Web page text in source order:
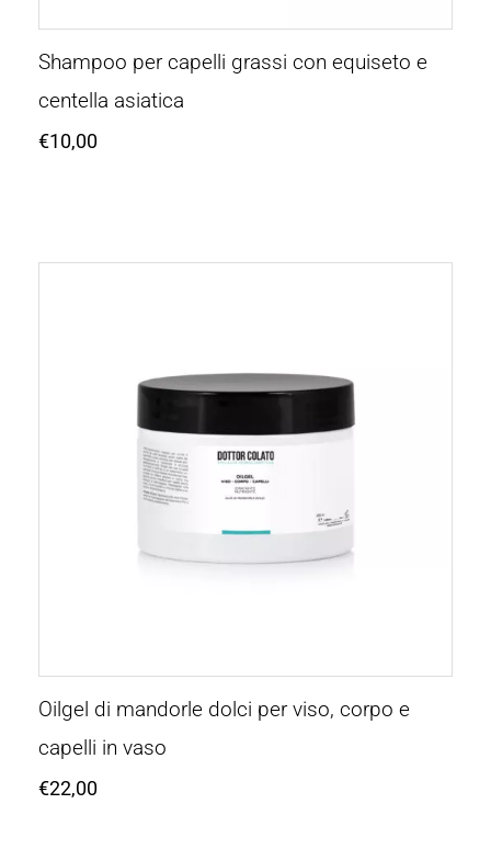
Shampoo per capelli grassi con equiseto e
centella asiatica
€10,00
Oilgel di mandorle dolci per viso, corpo e
capelli in vaso
€22,00